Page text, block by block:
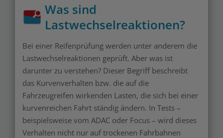
Was sind
Lastwechselreaktionen?
Bei einer Reifenprüfung werden unter anderem die
Lastwechselreaktionen geprüft. Aber was ist
darunter zu verstehen? Dieser Begriff beschreibt
das Kurvenverhalten bzw. die auf die
Fahrzeugreifen wirkenden Lasten, die sich bei einer
kurvenreichen Fahrt ständig ändern. In Tests –
beispielsweise vom ADAC oder Focus – wird dieses
Verhalten nicht nur auf trockenen Fahrbahnen